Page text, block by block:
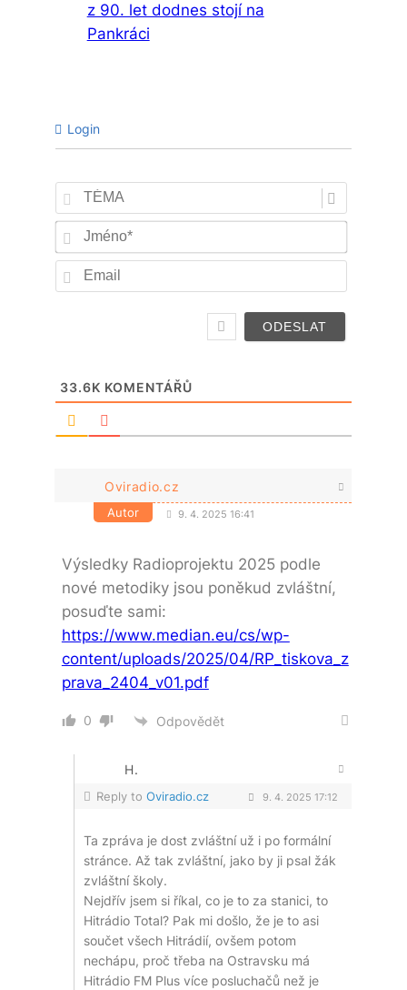
z 90. let dodnes stojí na
Pankráci
Login
Jméno*
33.6K KOMENTÁŘŮ
Oviradio.cz
Autor 9. 4. 2025 16:41
Výsledky Radioprojektu 2025 podle
nové metodiky jsou poněkud zvláštní,
posuďte sami:
https://www.median.eu/cs/wp-
content/uploads/2025/04/RP_tiskova_z
prava_2404_v01.pdf
0 Odpovědět
H.
Reply to Oviradio.cz 9. 4. 2025 17:12
Ta zpráva je dost zvláštní už i po formální
stránce. Až tak zvláštní, jako by ji psal žák
zvláštní školy.
Nejdřív jsem si říkal, co je to za stanici, to
Hitrádio Total? Pak mi došlo, že je to asi
součet všech Hitrádií, ovšem potom
nechápu, proč třeba na Ostravsku má
Hitrádio FM Plus více posluchačů než je